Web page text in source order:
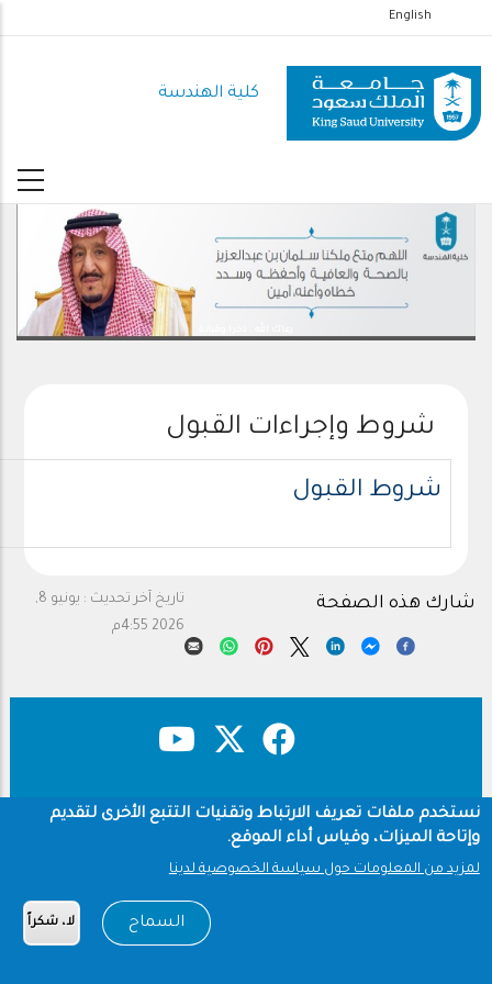
إلى
المحتوى
الرئيسي
English
كلية الهندسة
شروط وإجراءات القبول
شروط القبول
تاريخ آخر تحديث :
يونيو 8,
2026 4:55م
شارك هذه الصفحة
Footer حقوق النشر
سياسة الخصوصية
شروط الاستخدام
Copyright © 1960-2026 جامعة الملك سعود
نستخدم ملفات تعريف الارتباط وتقنيات التتبع الأخرى لتقديم
وإتاحة الميزات، وقياس أداء الموقع.
لمزيد من المعلومات حول سياسة الخصوصية لدينا
السماح لا، شكراً